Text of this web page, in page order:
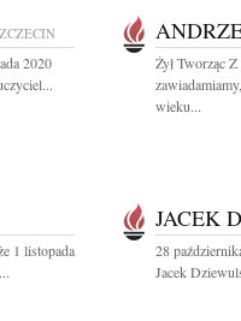
2020
Żył Tworząc
wieku...
1 listopada
JACEK
28
Jacek